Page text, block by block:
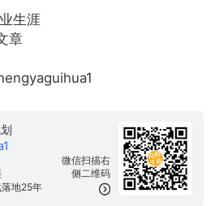
生涯
章
微信扫描右
侧二维码
地25年